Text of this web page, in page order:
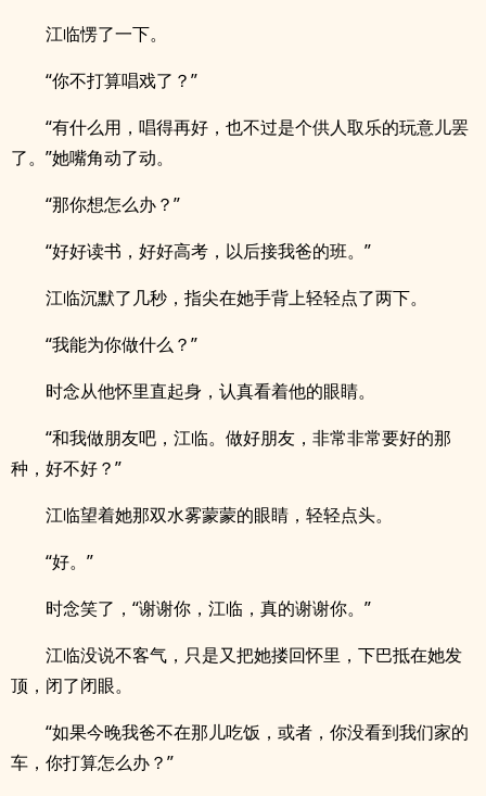
江临愣了一下。
“你不打算唱戏了？”
“有什么用，唱得再好，也不过是个供人取乐的玩意儿罢
了。”她嘴角动了动。
“那你想怎么办？”
“好好读书，好好高考，以后接我爸的班。”
江临沉默了几秒，指尖在她手背上轻轻点了两下。
“我能为你做什么？”
时念从他怀里直起身，认真看着他的眼睛。
“和我做朋友吧，江临。做好朋友，非常非常要好的那
种，好不好？”
江临望着她那双水雾蒙蒙的眼睛，轻轻点头。
“好。”
时念笑了，“谢谢你，江临，真的谢谢你。”
江临没说不客气，只是又把她搂回怀里，下巴抵在她发
顶，闭了闭眼。
“如果今晚我爸不在那儿吃饭，或者，你没看到我们家的
车，你打算怎么办？”